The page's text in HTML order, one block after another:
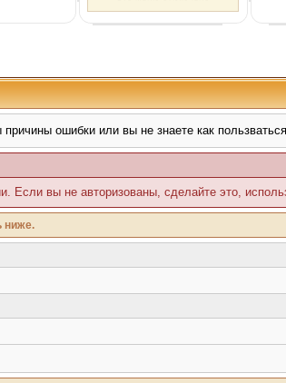
ошибки или вы не знаете как
Если вы не авторизованы, сделайте это,
ниже.